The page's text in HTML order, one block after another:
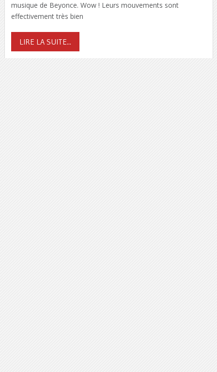
musique de Beyonce. Wow ! Leurs mouvements sont
effectivement très bien
LIRE LA SUITE...